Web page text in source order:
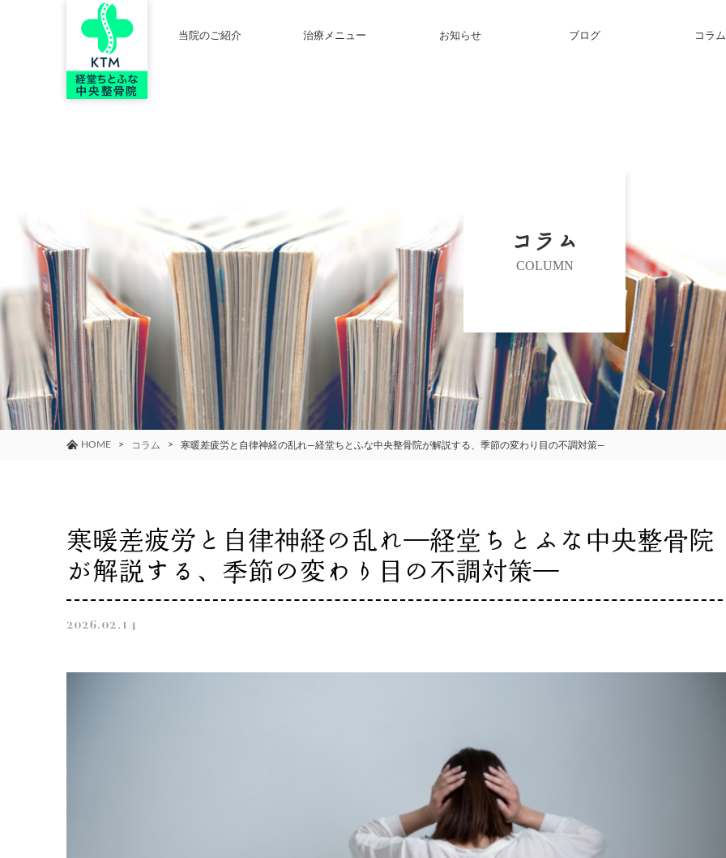
当院のご紹介 治療メニュー お知らせ ブログ コラム
コラム
COLUMN
HOME コラム 寒暖差疲労と自律神経の乱れ―経堂ちとふな中央整骨院が解説する、季節の変わり目の不調対策―
寒暖差疲労と自律神経の乱れ―経堂ちとふな中央整骨院
が解説する、季節の変わり目の不調対策―
2026.02.14